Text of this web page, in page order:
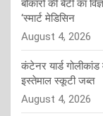
बोकारो की बेटी का
‘स्मार्ट मेडिसिन
August 4, 2026
कंटेनर यार्ड गोलीकांड
इस्तेमाल स्कूटी जब्त
August 4, 2026